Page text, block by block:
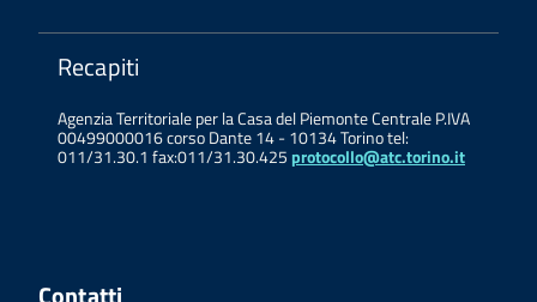
Recapiti
Agenzia Territoriale per la Casa del Piemonte Centrale P.IVA
00499000016 corso Dante 14 - 10134 Torino tel:
011/31.30.1 fax:011/31.30.425 protocollo@atc.torino.it